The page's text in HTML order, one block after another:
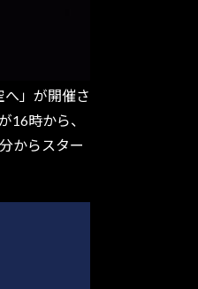
」が開催さ
16時から、
からスター